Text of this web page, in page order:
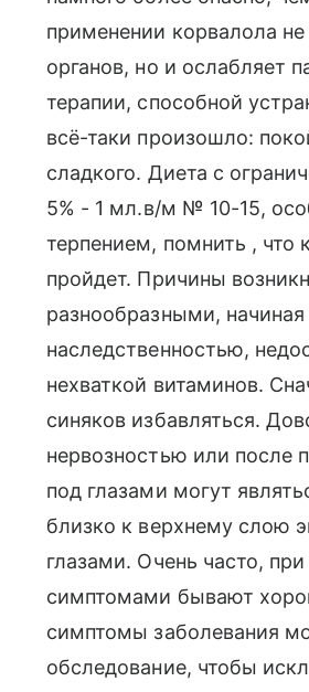
применении корвалола
органов, но и ослабляет
терапии, способной
всё-таки произошло:
сладкого. Диета с
5% - 1 мл.в/м № 10-15,
терпением, помнить , что
пройдет. Причины
разнообразными, начиная
наследственностью,
нехваткой витаминов.
синяков избавляться.
нервозностью или после
под глазами могут
близко к верхнему слою
глазами. Очень часто,
симптомами бывают
симптомы заболевания
обследование, чтобы